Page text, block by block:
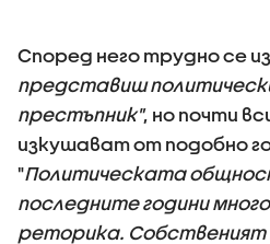
Според него трудно се
представиш
престъпник", но почти
изкушават от подобно
"Политическата
последните години
реторика. Собственият